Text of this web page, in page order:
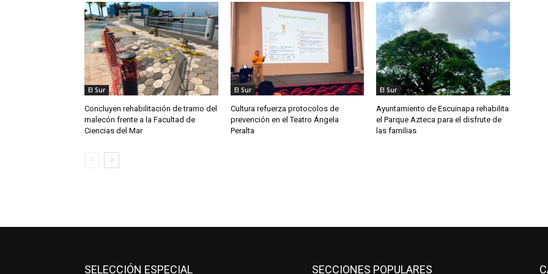
El Sur
Concluyen rehabilitación de tramo del
malecón frente a la Facultad de
Ciencias del Mar
El Sur
Cultura refuerza protocolos de
prevención en el Teatro Ángela
Peralta
El Sur
Ayuntamiento de Escuinapa rehabilita
el Parque Azteca para el disfrute de
las familias
SELECCIÓN ESPECIAL SECCIONES POPULARES